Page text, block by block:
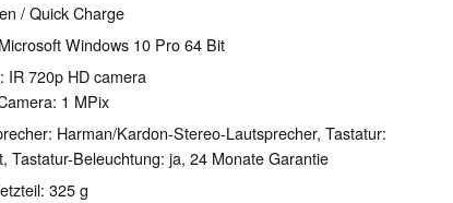
/ Quick Charge
Microsoft Windows 10 Pro 64 Bit
IR 720p HD camera
1 MPix
Harman/Kardon-Stereo-Lautsprecher, Tastatur:
Tastatur-Beleuchtung: ja, 24 Monate Garantie
325 g